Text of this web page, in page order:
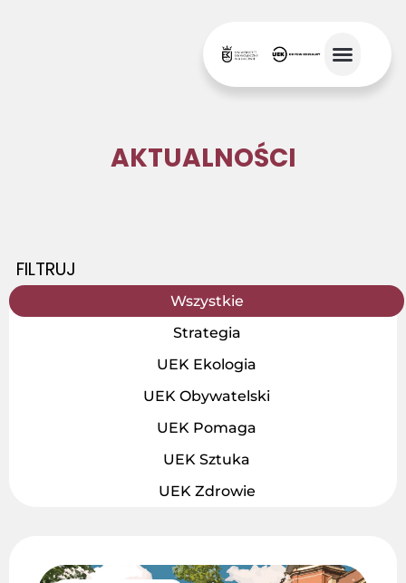
AKTUALNOŚCI
FILTRUJ
Strategia
UEK Ekologia
UEK Obywatelski
UEK Pomaga
UEK Sztuka
UEK Zdrowie
Wszystkie